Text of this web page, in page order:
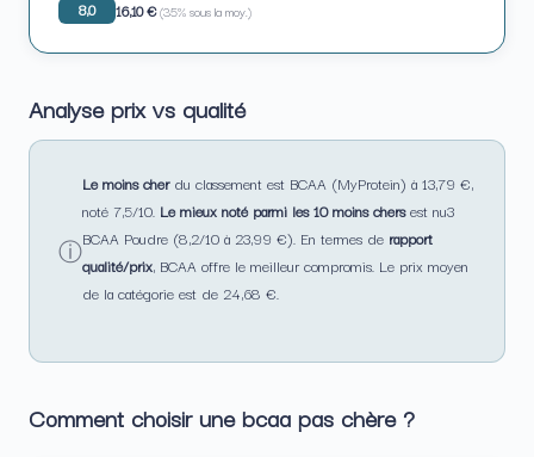
8,0 16,10 €(35% sous la moy.)
Analyse prix vs qualité
ⓘ
Le moins cherdu classement est BCAA (MyProtein) à 13,79 €,
noté 7,5/10. Le mieux noté parmi les 10 moins chersest nu3
BCAA Poudre (8,2/10 à 23,99 €). En termes de rapport
qualité/prix, BCAA offre le meilleur compromis. Le prix moyen
de la catégorie est de 24,68 €.
Comment choisir une bcaa pas chère ?